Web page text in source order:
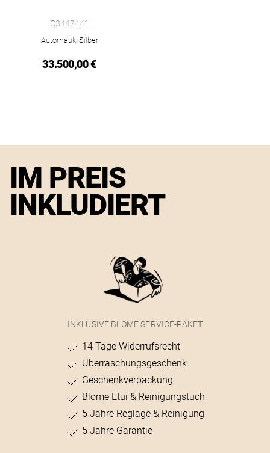
Q3442441
Automatik, Silber
33.500,00 €
IM PREIS
INKLUDIERT
INKLUSIVE BLOME SERVICE-PAKET
14 Tage Widerrufsrecht
Überraschungsgeschenk
Geschenkverpackung
Blome Etui & Reinigungstuch
5 Jahre Reglage & Reinigung
5 Jahre Garantie